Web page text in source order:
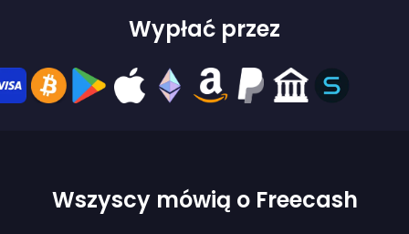
Wypłać przez
Wszyscy mówią o Freecash